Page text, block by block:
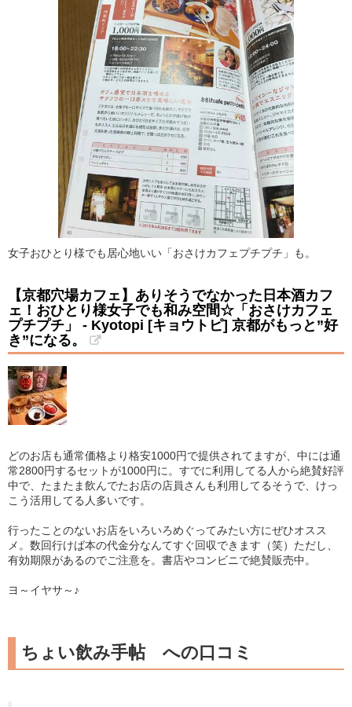
女子おひとり様でも居心地いい「おさけカフェプチプチ」も。
【京都穴場カフェ】ありそうでなかった日本酒カフ
ェ！おひとり様女子でも和み空間☆「おさけカフェ
プチプチ」 - Kyotopi [キョウトピ] 京都がもっと”好
き”になる。
どのお店も通常価格より格安1000円で提供されてますが、中には通
常2800円するセットが1000円に。すでに利用してる人から絶賛好評
中で、たまたま飲んでたお店の店員さんも利用してるそうで、けっ
こう活用してる人多いです。
行ったことのないお店をいろいろめぐってみたい方にぜひオスス
メ。数回行けば本の代金分なんてすぐ回収できます（笑）ただし、
有効期限があるのでご注意を。書店やコンビニで絶賛販売中。
ヨ～イヤサ～♪
ちょい飲み手帖 への口コミ